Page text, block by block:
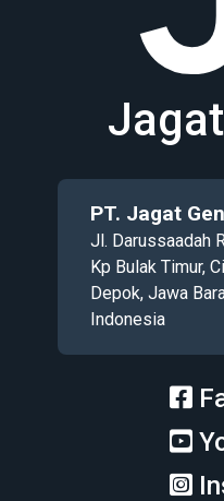
PT. Jagat
Jl. Darussaadah
Kp Bulak Timur,
Depok, Jawa
Indonesia